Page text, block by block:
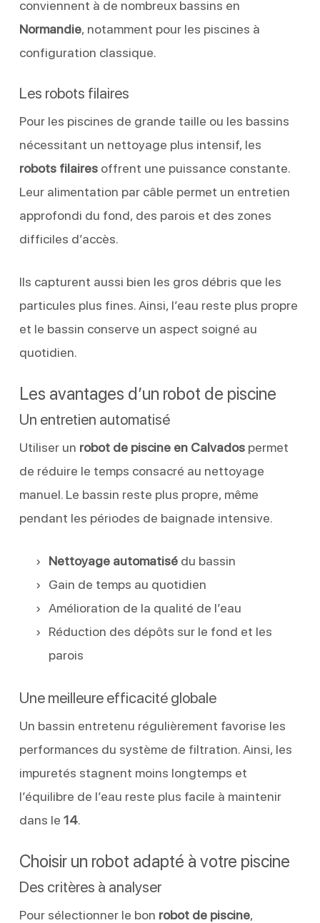
conviennent à de nombreux bassins en
Normandie, notamment pour les piscines à
configuration classique.
Les robots filaires
Pour les piscines de grande taille ou les bassins
nécessitant un nettoyage plus intensif, les
robots filairesoffrent une puissance constante.
Leur alimentation par câble permet un entretien
approfondi du fond, des parois et des zones
difficiles d’accès.
Ils capturent aussi bien les gros débris que les
particules plus fines. Ainsi, l’eau reste plus propre
et le bassin conserve un aspect soigné au
quotidien.
Les avantages d’un robot de piscine
Un entretien automatisé
Utiliser un robot de piscine en Calvadospermet
de réduire le temps consacré au nettoyage
manuel. Le bassin reste plus propre, même
pendant les périodes de baignade intensive.
Nettoyage automatisédu bassin
Gain de temps au quotidien
Amélioration de la qualité de l’eau
Réduction des dépôts sur le fond et les
parois
Une meilleure efficacité globale
Un bassin entretenu régulièrement favorise les
performances du système de filtration. Ainsi, les
impuretés stagnent moins longtemps et
l’équilibre de l’eau reste plus facile à maintenir
dans le 14.
Choisir un robot adapté à votre piscine
Des critères à analyser
Pour sélectionner le bon robot de piscine,